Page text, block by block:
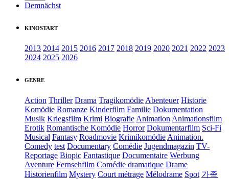
Demnächst
KINOSTART
2013 2014 2015 2016 2017 2018 2019 2020 2021 2022 2023
2024 2025 2026
GENRE
Action Thriller Drama Tragikomödie Abenteuer Historie
Komödie Romanze Kinderfilm Familie Dokumentation
Musik Kriegsfilm Krimi Biografie Animation Animationsfilm
Erotik Romantische Komödie Horror Dokumentarfilm Sci-Fi
Musical Fantasy Roadmovie Krimikomödie Animation.
Comedy test Documentary Comédie Jugendmagazin TV-
Reportage Biopic Fantastique Documentaire Werbung
Aventure Fernsehfilm Comédie dramatique Drame
Historienfilm Mystery Court métrage Mélodrame Spot 가족